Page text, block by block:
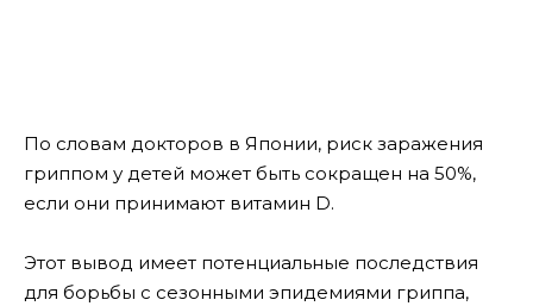
По словам докторов в Японии, риск заражения
гриппом у детей может быть сокращен на 50%,
если они принимают витамин D.
Этот вывод имеет потенциальные последствия
для борьбы с сезонными эпидемиями гриппа,